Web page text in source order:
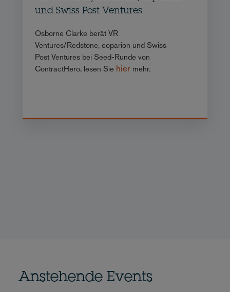
und Swiss Post Ventures
Osborne Clarke berät VR
Ventures/Redstone, coparion und Swiss
Post Ventures bei Seed-Runde von
ContractHero, lesen Sie hier mehr.
Anstehende Events